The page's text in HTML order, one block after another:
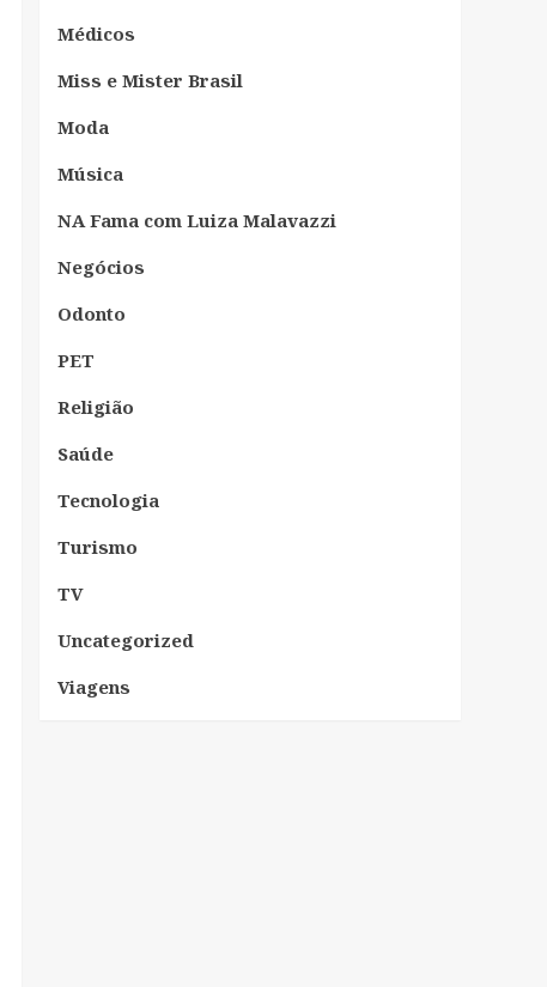
Médicos
Miss e Mister Brasil
Moda
Música
NA Fama com Luiza Malavazzi
Negócios
Odonto
PET
Religião
Saúde
Tecnologia
Turismo
TV
Uncategorized
Viagens